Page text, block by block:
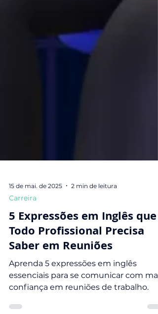
Carreira
5 Expressões em Inglês que
Todo Profissional Precisa
Saber em Reuniões
Aprenda 5 expressões em inglês
essenciais para se comunicar com
confiança em reuniões de trabalho.